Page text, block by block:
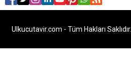
Ulkucutavir.com - Tüm Hakları Saklıdır.